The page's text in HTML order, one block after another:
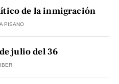
de la inmigración
PISANO
julio del 36